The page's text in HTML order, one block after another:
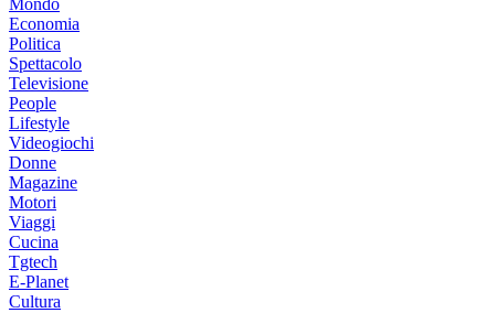
Mondo
Economia
Politica
Spettacolo
Televisione
People
Lifestyle
Videogiochi
Donne
Magazine
Motori
Viaggi
Cucina
Tgtech
E-Planet
Cultura